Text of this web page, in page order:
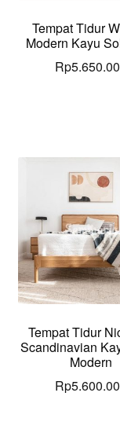
Tempat Tidur
Modern Kayu
Rp
Tempat Tidur
Scandinavian
Modern
Rp